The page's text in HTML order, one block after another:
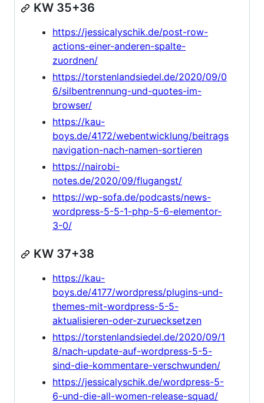
KW 35+36
https://jessicalyschik.de/post-row-
actions-einer-anderen-spalte-
zuordnen/
https://torstenlandsiedel.de/2020/09/0
6/silbentrennung-und-quotes-im-
browser/
https://kau-
boys.de/4172/webentwicklung/beitrags
navigation-nach-namen-sortieren
https://nairobi-
notes.de/2020/09/flugangst/
https://wp-sofa.de/podcasts/news-
wordpress-5-5-1-php-5-6-elementor-
3-0/
KW 37+38
https://kau-
boys.de/4177/wordpress/plugins-und-
themes-mit-wordpress-5-5-
aktualisieren-oder-zuruecksetzen
https://torstenlandsiedel.de/2020/09/1
8/nach-update-auf-wordpress-5-5-
sind-die-kommentare-verschwunden/
https://jessicalyschik.de/wordpress-5-
6-und-die-all-women-release-squad/